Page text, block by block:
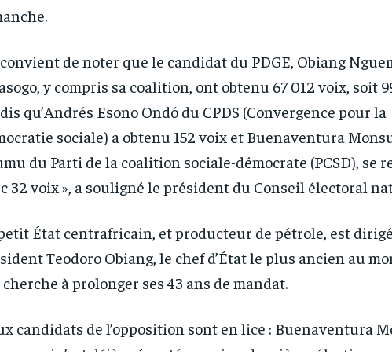
and you / year
news and articles for a whole year.
By agreeing
every month
and you / year
news and articles for a whole year.
By agreeing
every month
de noter que le candidat du PDGE, Obiang
y compris sa coalition, ont obtenu 67 012 voix, soit
qu’Andrés Esono Ondó du CPDS (Convergence pour la
sociale) a obtenu 152 voix et Buenaventura
du Parti de la coalition sociale-démocrate (PCSD), se
32 voix », a souligné le président du Conseil électoral
État centrafricain, et producteur de pétrole, est
Teodoro Obiang, le chef d’État le plus ancien au
à prolonger ses 43 ans de mandat.
candidats de l’opposition sont en lice : Buenaventura